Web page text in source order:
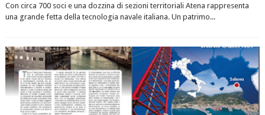
Con circa 700 soci e una dozzina di sezioni territoriali Atena rappresenta
una grande fetta della tecnologia navale italiana. Un patrimo...